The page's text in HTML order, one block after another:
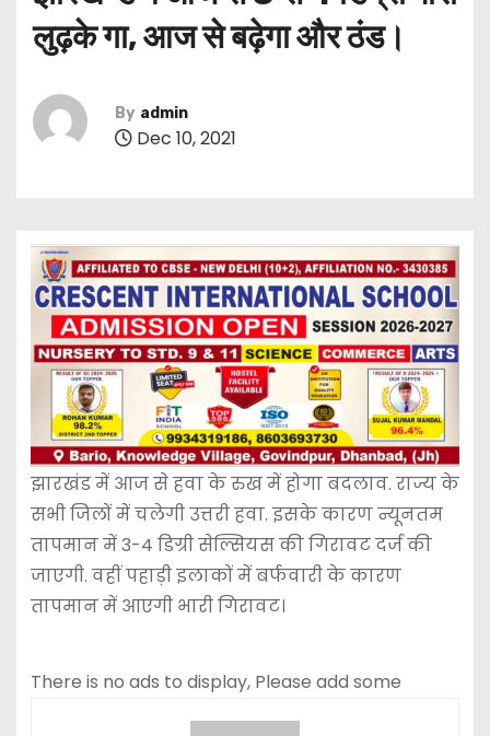
लुढ़के गा, आज से बढ़ेगा और ठंड।
By admin
Dec 10, 2021
झारखंड में आज से हवा के रुख में होगा बदलाव. राज्य के
सभी जिलों में चलेगी उत्तरी हवा. इसके कारण न्यूनतम
तापमान में 3-4 डिग्री सेल्सियस की गिरावट दर्ज की
जाएगी. वहीं पहाड़ी इलाकों में बर्फवारी के कारण
तापमान में आएगी भारी गिरावट।
There is no ads to display, Please add some